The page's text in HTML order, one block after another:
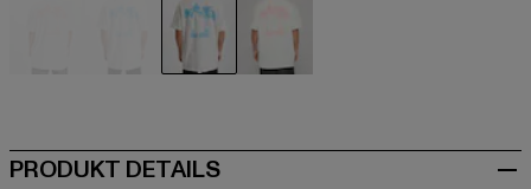
PRODUKT DETAILS